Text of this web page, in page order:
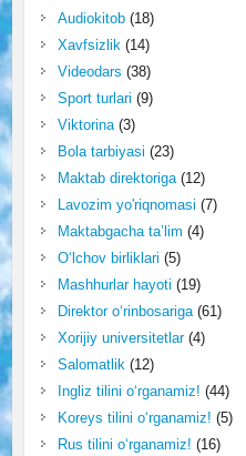
Audiokitob(18)
Xavfsizlik (14)
Videodars (38)
Sport turlari (9)
Viktorina(3)
Bola tarbiyasi (23)
Maktab direktoriga(12)
Lavozim yo'riqnomasi (7)
Maktabgacha ta’lim (4)
O‘lchov birliklari (5)
Mashhurlar hayoti (19)
Direktor o‘rinbosariga(61)
Xorijiy universitetlar(4)
Salomatlik (12)
Ingliz tilini o‘rganamiz! (44)
Koreys tilini o‘rganamiz! (5)
Rus tilini o‘rganamiz! (16)